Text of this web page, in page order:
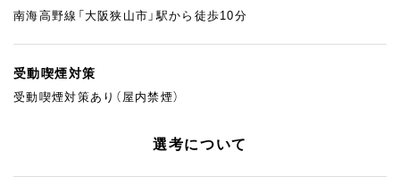
南海高野線「大阪狭山市」駅から徒歩10分
受動喫煙対策
受動喫煙対策あり（屋内禁煙）
選考について